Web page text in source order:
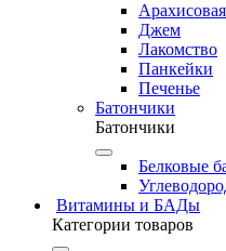
Джем
Лакомство
Панкейки
Печенье
Батончики
Батончики
Белковые
Витамины и БАДы
Категории товаров